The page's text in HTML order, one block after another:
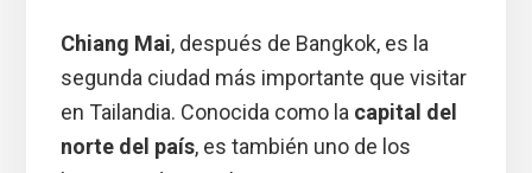
Chiang Mai, después de Bangkok, es la
segunda ciudad más importante que visitar
en Tailandia. Conocida como la capital del
norte del país, es también uno de los